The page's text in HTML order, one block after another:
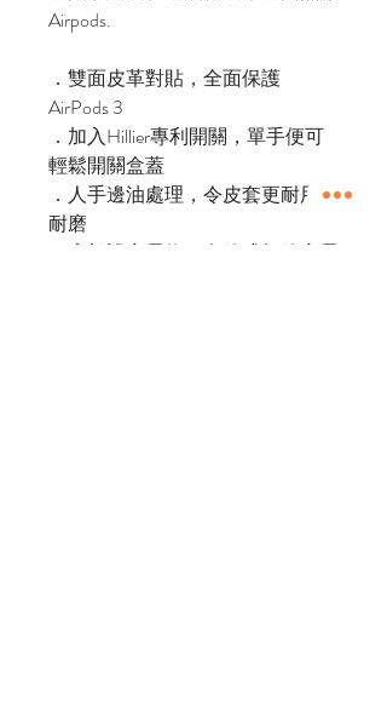
Airpods.
．雙面皮革對貼，全面保護
AirPods 3
．加入Hillier專利開關，單手便可
輕鬆開關盒蓋
．人手邊油處理，令皮套更耐用、
耐磨
．底部設充電位，有線或無線充電